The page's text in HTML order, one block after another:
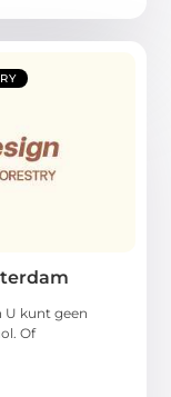
U kunt geen
Of